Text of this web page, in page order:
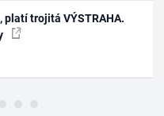
platí trojitá VÝSTRAHA.